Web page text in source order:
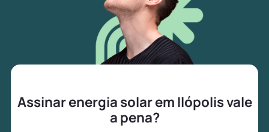
Assinar energia solar em Ilópolis vale
a pena?